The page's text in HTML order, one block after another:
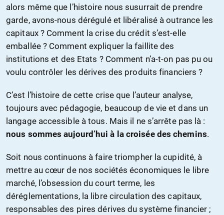
alors même que l’histoire nous susurrait de prendre
garde, avons-nous dérégulé et libéralisé à outrance les
capitaux ? Comment la crise du crédit s’est-elle
emballée ? Comment expliquer la faillite des
institutions et des Etats ? Comment n’a-t-on pas pu ou
voulu contrôler les dérives des produits financiers ?
C’est l’histoire de cette crise que l’auteur analyse,
toujours avec pédagogie, beaucoup de vie et dans un
langage accessible à tous. Mais il ne s’arrête pas là :
nous sommes aujourd’hui à la croisée des chemins.
Soit nous continuons à faire triompher la cupidité, à
mettre au cœur de nos sociétés économiques le libre
marché, l’obsession du court terme, les
déréglementations, la libre circulation des capitaux,
responsables des pires dérives du système financier ;